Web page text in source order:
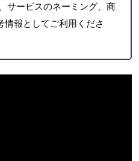
サービスのネーミング、商
報としてご利用くださ